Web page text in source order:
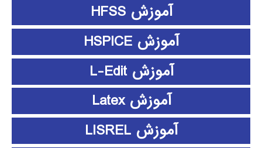
آموزش HFSS
آموزش HSPICE
آموزش L-Edit
آموزش Latex
آموزش LISREL